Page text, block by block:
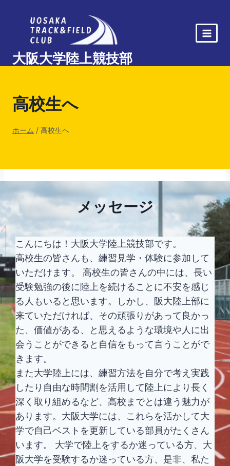
大阪大学陸上競技部
高校生へ
ホーム / 高校生へ
メッセージ
こんにちは！大阪大学陸上競技部です。
高校生の皆さんも、練習見学・体験に参加して
いただけます。 高校生の皆さんの中には、長い
受験勉強の後に陸上を続けることに不安を感じ
る人もいると思います。しかし、阪大陸上部に
来ていただければ、その頑張りがあって良かっ
た、価値がある、と思えるような環境や人に出
会うことができると自信をもって言うことがで
きます。
また大学陸上には、練習方法を自分で考え実践
したり自由な時間割を活用して陸上により長く
深く取り組めるなど、高校までとは違う魅力が
あります。大阪大学には、これらを活かして大
学で自己ベストを更新している部員がたくさん
います。 大学で陸上をするか迷っている方、大
阪大学を受験するか迷っている方、是非、私た